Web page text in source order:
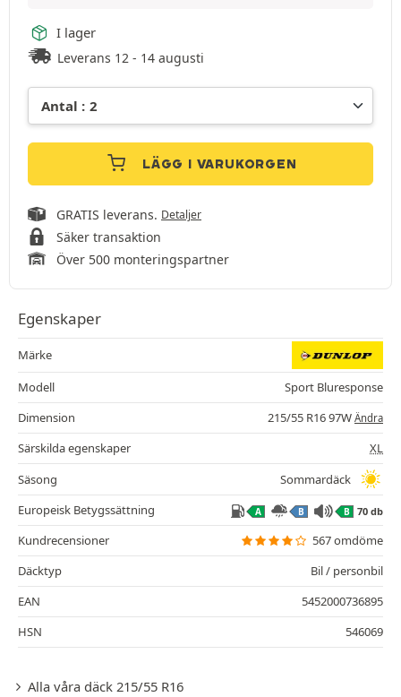
I lager
Leverans 12 - 14 augusti
LÄGG I VARUKORGEN
GRATIS leverans. Detaljer
Säker transaktion
Över 500 monteringspartner
Egenskaper
Märke
Modell
Sport Bluresponse
Dimension
215/55 R16 97W Ändra
Särskilda egenskaper
XL
Säsong
Sommardäck
Europeisk Betygssättning
A B B 70 db
Kundrecensioner
567 omdöme
Däcktyp
Bil / personbil
EAN
5452000736895
HSN
546069
Alla våra däck 215/55 R16